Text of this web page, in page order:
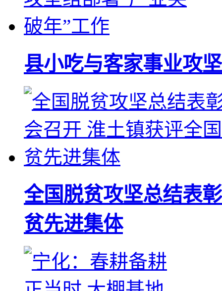
县小吃与客家事业攻
全国脱贫攻坚总结表
贫先进集体